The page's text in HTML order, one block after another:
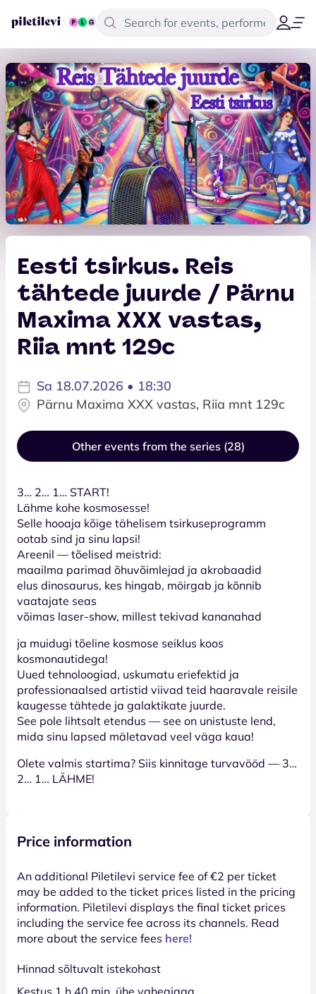
Eesti tsirkus. Reis
tähtede juurde / Pärnu
Maxima XXX vastas,
Riia mnt 129c
Sa 18.07.2026 • 18:30
Pärnu Maxima XXX vastas, Riia mnt 129c
Other events from the series (28)
3… 2… 1… START!
Lähme kohe kosmosesse!
Selle hooaja kõige tähelisem tsirkuseprogramm
ootab sind ja sinu lapsi!
Areenil — tõelised meistrid:
maailma parimad õhuvõimlejad ja akrobaadid
elus dinosaurus, kes hingab, möirgab ja kõnnib
vaatajate seas
võimas laser-show, millest tekivad kananahad
ja muidugi tõeline kosmose seiklus koos
kosmonautidega!
Uued tehnoloogiad, uskumatu eriefektid ja
professionaalsed artistid viivad teid haaravale reisile
kaugesse tähtede ja galaktikate juurde.
See pole lihtsalt etendus — see on unistuste lend,
mida sinu lapsed mäletavad veel väga kaua!
Olete valmis startima? Siis kinnitage turvavööd — 3…
2… 1… LÄHME!
Price information
An additional Piletilevi service fee of €2 per ticket
may be added to the ticket prices listed in the pricing
information. Piletilevi displays the final ticket prices
including the service fee across its channels. Read
more about the service fees here!
Hinnad sõltuvalt istekohast
Kestus 1 h 40 min, ühe vaheajaga